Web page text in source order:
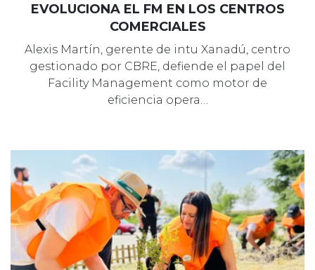
EVOLUCIONA EL FM EN LOS CENTROS
COMERCIALES
Alexis Martín, gerente de intu Xanadú, centro
gestionado por CBRE, defiende el papel del
Facility Management como motor de
eficiencia opera…